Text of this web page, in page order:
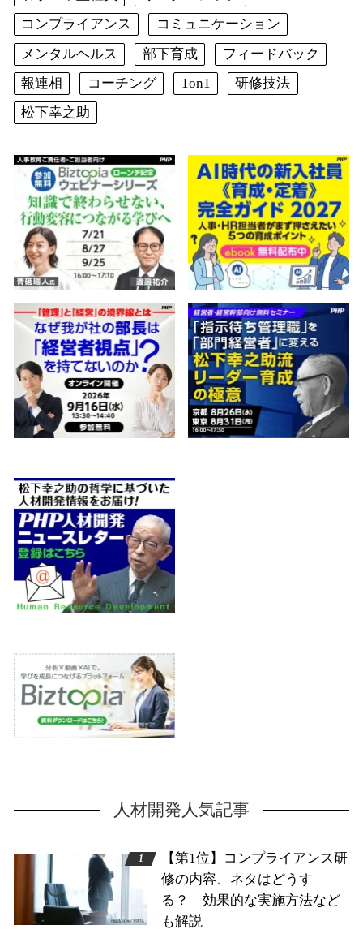
コンプライアンス
コミュニケーション
メンタルヘルス
部下育成
フィードバック
報連相
コーチング 1on1
研修技法
松下幸之助
人材開発人気記事
【第1位】コンプライアンス研
修の内容、ネタはどうす
る？ 効果的な実施方法など
も解説